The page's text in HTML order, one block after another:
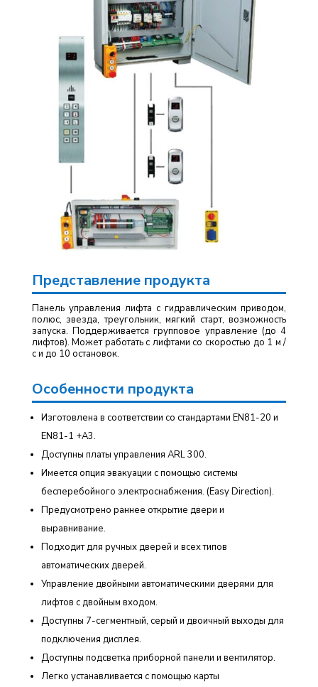
Представление продукта
Панель управления лифта с гидравлическим приводом,
полюс, звезда, треугольник, мягкий старт, возможность
запуска. Поддерживается групповое управление (до 4
лифтов). Может работать с лифтами со скоростью до 1 м /
с и до 10 остановок.
Особенности продукта
Изготовлена в соответствии со стандартами EN81-20 и
EN81-1 +A3.
Доступны платы управления ARL 300.
Имеется опция эвакуации с помощью системы
бесперебойного электроснабжения. (Easy Direction).
Предусмотрено раннее открытие двери и
выравнивание.
Подходит для ручных дверей и всех типов
автоматических дверей.
Управление двойными автоматическими дверями для
лифтов с двойным входом.
Доступны 7-сегментный, серый и двоичный выходы для
подключения дисплея.
Доступны подсветка приборной панели и вентилятор.
Легко устанавливается с помощью карты